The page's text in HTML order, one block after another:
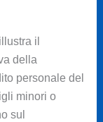
il
della
personale del
minori o
sul